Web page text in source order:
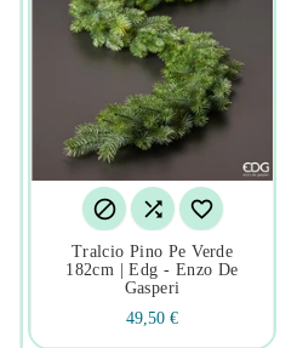
  
Tralcio Pino Pe Verde
182cm | Edg - Enzo De
Gasperi
49,50 €